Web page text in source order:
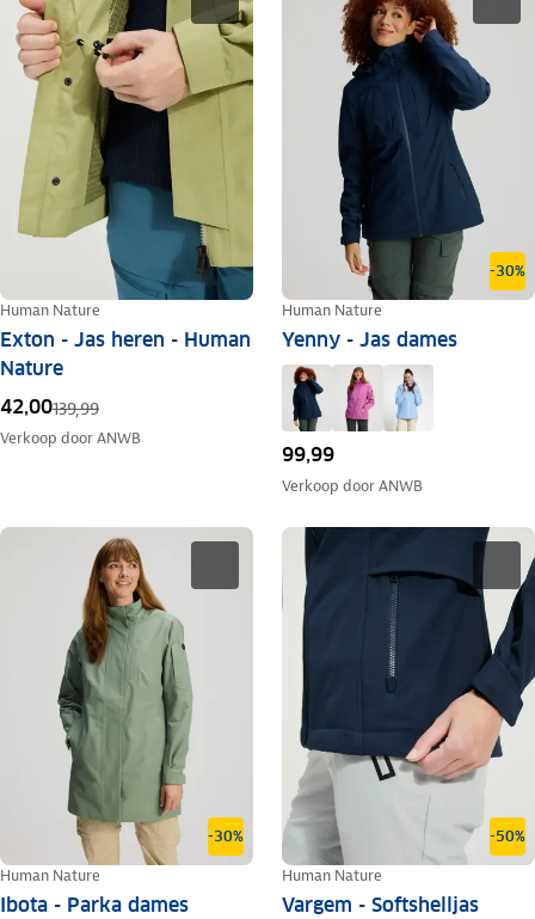
Human Nature
Exton - Jas heren - Human
Nature
42,00139,99
Verkoop doorANWB
-30%
Human Nature
Yenny - Jas dames
99,99
Verkoop doorANWB
-30%
Human Nature
Ibota - Parka dames
-50%
Human Nature
Vargem - Softshelljas